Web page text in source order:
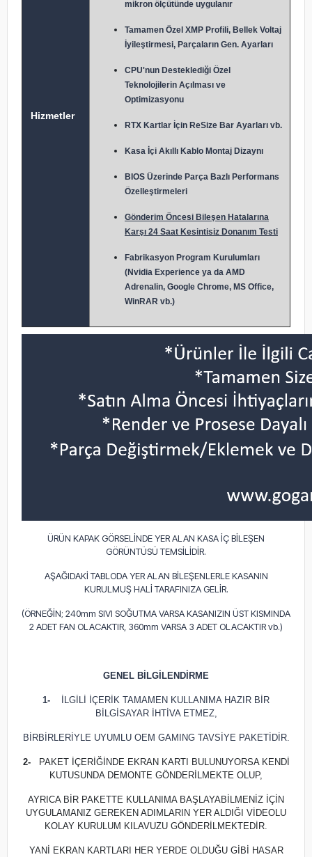
Hizmetler
mikron ölçütünde uygulanır
Tamamen Özel XMP Profili, Bellek Voltaj
İyileştirmesi, Parçaların Gen. Ayarları
CPU'nun Desteklediği Özel
Teknolojilerin Açılması ve
Optimizasyonu
RTX Kartlar İçin ReSize Bar Ayarları vb.
Kasa İçi Akıllı Kablo Montaj Dizaynı
BIOS Üzerinde Parça Bazlı Performans
Özelleştirmeleri
Gönderim Öncesi Bileşen Hatalarına
Karşı 24 Saat Kesintisiz Donanım Testi
Fabrikasyon Program Kurulumları
(Nvidia Experience ya da AMD
Adrenalin, Google Chrome, MS Office,
WinRAR vb.)
ÜRÜN KAPAK GÖRSELİNDE YER ALAN KASA İÇ BİLEŞEN
GÖRÜNTÜSÜ TEMSİLİDİR.
AŞAĞIDAKİ TABLODA YER ALAN BİLEŞENLERLE KASANIN
KURULMUŞ HALİ TARAFINIZA GELİR.
(ÖRNEĞİN; 240mm SIVI SOĞUTMA VARSA KASANIZIN ÜST KISMINDA
2 ADET FAN OLACAKTIR, 360mm VARSA 3 ADET OLACAKTIR vb.)
GENEL BİLGİLENDİRME
1-
İLGİLİ İÇERİK TAMAMEN KULLANIMA HAZIR BİR
BİLGİSAYAR İHTİVA ETMEZ,
BİRBİRLERİYLE UYUMLU OEM GAMING TAVSİYE PAKETİDİR.
2-
PAKET İÇERİĞİNDE EKRAN KARTI BULUNUYORSA KENDİ
KUTUSUNDA DEMONTE GÖNDERİLMEKTE OLUP,
AYRICA BİR PAKETTE KULLANIMA BAŞLAYABİLMENİZ İÇİN
UYGULAMANIZ GEREKEN ADIMLARIN YER ALDIĞI VİDEOLU
KOLAY KURULUM KILAVUZU GÖNDERİLMEKTEDİR.
YANİ EKRAN KARTLARI HER YERDE OLDUĞU GİBİ HASAR